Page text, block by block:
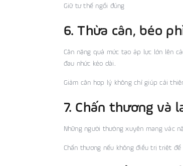
Giữ tư thế ngồi đúng
6. Thừa cân, béo
Cân nặng quá mức tạo áp lực lớn lên
đau nhức kéo dài.
Giảm cân hợp lý không chỉ giúp cải
7. Chấn thương và
Những người thường xuyên mang vác
Chấn thương nếu không điều trị triệt